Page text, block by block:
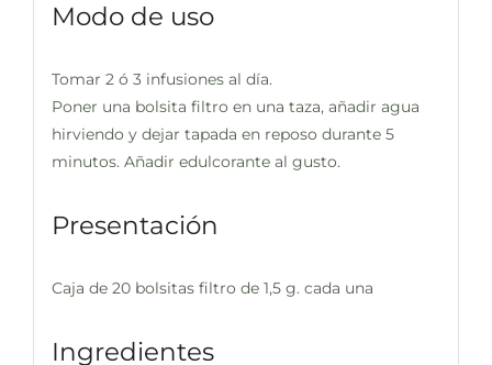
Modo de uso
Tomar 2 ó 3 infusiones al día.
Poner una bolsita filtro en una taza, añadir agua
hirviendo y dejar tapada en reposo durante 5
minutos. Añadir edulcorante al gusto.
Presentación
Caja de 20 bolsitas filtro de 1,5 g. cada una
Ingredientes